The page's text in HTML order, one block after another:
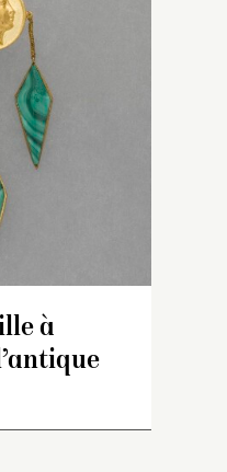
estampé le
ainsi
« Napoléon
d’attache
à